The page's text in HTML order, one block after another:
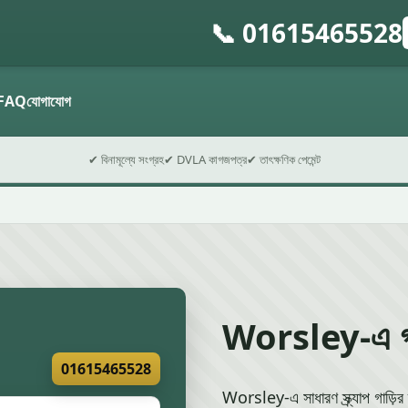
📞 01615465528
যোগাযোগ
✔ বিনামূল্যে সংগ্রহ✔ DVLA কাগজপত্র✔ তাৎক্ষণিক পেমেন্ট
01615465528
Worsley-এ গড়
Worsley-এ সাধারণ স্ক্র্যাপ